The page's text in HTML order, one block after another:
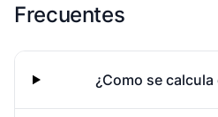
Frecuentes
¿Como se